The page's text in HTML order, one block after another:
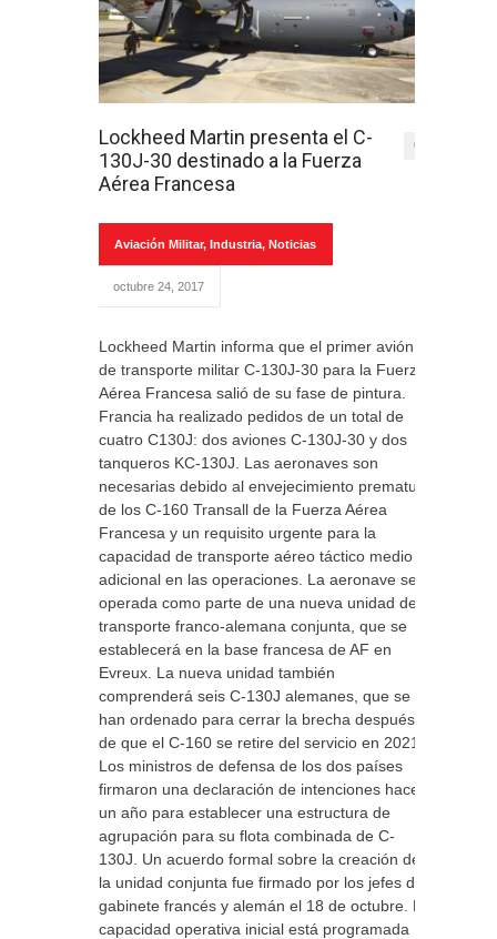
Lockheed Martin presenta el C-
130J-30 destinado a la Fuerza
Aérea Francesa
0
Aviación Militar, Industria, Noticias
octubre 24, 2017
Lockheed Martin informa que el primer avión
de transporte militar C-130J-30 para la Fuerza
Aérea Francesa salió de su fase de pintura.
Francia ha realizado pedidos de un total de
cuatro C130J: dos aviones C-130J-30 y dos
tanqueros KC-130J. Las aeronaves son
necesarias debido al envejecimiento prematuro
de los C-160 Transall de la Fuerza Aérea
Francesa y un requisito urgente para la
capacidad de transporte aéreo táctico medio
adicional en las operaciones. La aeronave será
operada como parte de una nueva unidad de
transporte franco-alemana conjunta, que se
establecerá en la base francesa de AF en
Evreux. La nueva unidad también
comprenderá seis C-130J alemanes, que se
han ordenado para cerrar la brecha después
de que el C-160 se retire del servicio en 2021.
Los ministros de defensa de los dos países
firmaron una declaración de intenciones hace
un año para establecer una estructura de
agrupación para su flota combinada de C-
130J. Un acuerdo formal sobre la creación de
la unidad conjunta fue firmado por los jefes de
gabinete francés y alemán el 18 de octubre. La
capacidad operativa inicial está programada